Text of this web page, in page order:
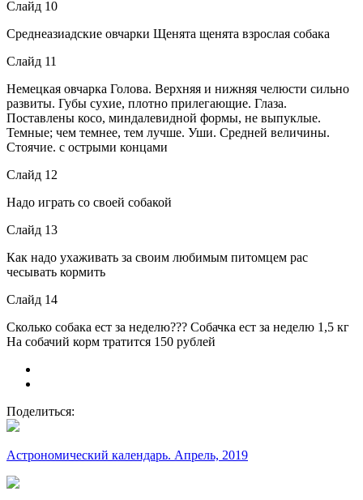
Слайд 10
Среднеазиадские овчарки Щенята щенята взрослая собака
Слайд 11
Немецкая овчарка Голова. Верхняя и нижняя челюсти сильно
развиты. Губы сухие, плотно прилегающие. Глаза.
Поставлены косо, миндалевидной формы, не выпуклые.
Темные; чем темнее, тем лучше. Уши. Средней величины.
Стоячие. с острыми концами
Слайд 12
Надо играть со своей собакой
Слайд 13
Как надо ухаживать за своим любимым питомцем рас
чесывать кормить
Слайд 14
Сколько собака ест за неделю??? Собачка ест за неделю 1,5 кг
На собачий корм тратится 150 рублей
Поделиться:
Астрономический календарь. Апрель, 2019